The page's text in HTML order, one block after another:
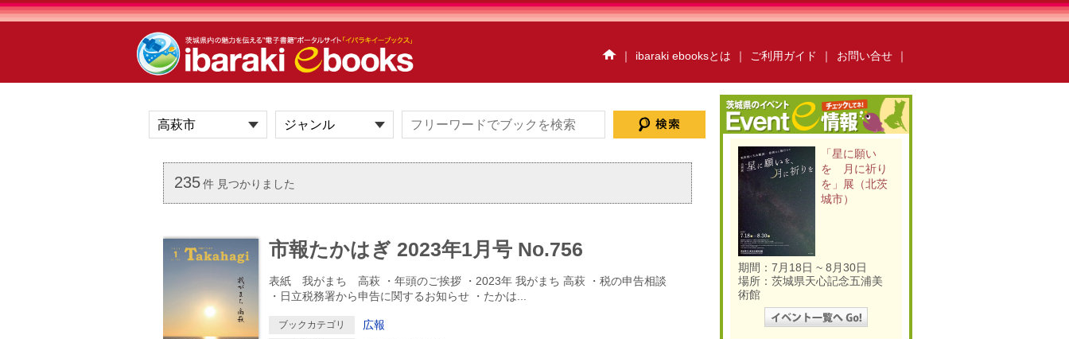
｜ ibaraki ebooksとは ｜ ご利用ガイド ｜ お問い合せ ｜
イベント情報 ハイスクールebooks
かみすebooks
だいごebooks
おおあらいebooks
ごかebooks
茨城県北ジオパークebooks
いばらき広報ナビ
アクアワールド・大洗ebooks
O-taful
ちっと行ってみっけ？
ウォーキングハイキング
いばらき防災の本棚
運営会社 ご利用ガイド
お問い合わせ 掲載の方法
セキュリティポリシー
235 件 見つかりました
市報たかはぎ 2023年1月号 No.756
表紙 我がまち 高萩 ・年頭のご挨拶 ・2023年 我がまち 高萩 ・税の申告相談
・日立税務署から申告に関するお知らせ ・たかは
ブックカテゴリ 広報
「星に願い
を 月に祈り
を」展（北茨
城市）
期間：7月18日 ~ 8月30日
場所：茨城県天心記念五浦美
術館